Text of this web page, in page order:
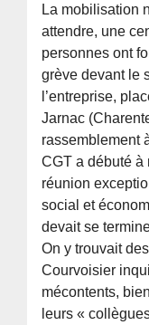
La mobilisation
attendre, une
personnes ont
grève devant le
l’entreprise,
Jarnac
rassemblement
CGT a débuté à
réunion
social et
devait se
On y trouvait
Courvoisier
mécontents,
leurs «